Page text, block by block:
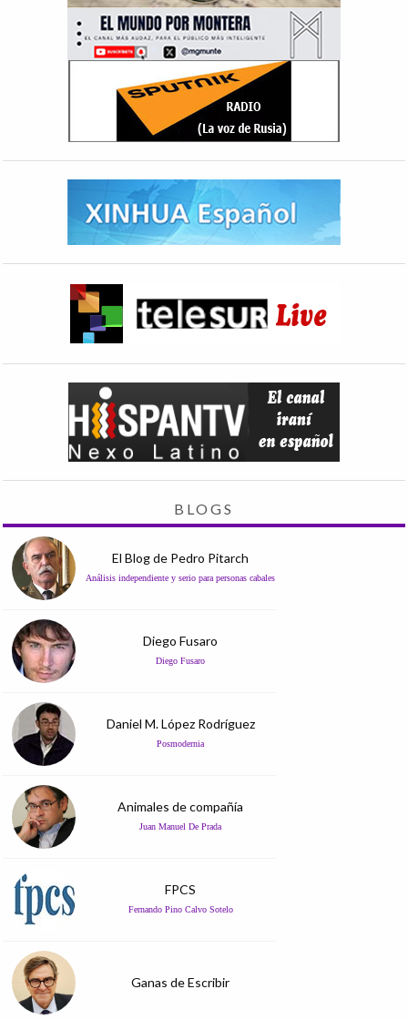
BLOGS
El Blog de Pedro Pitarch
Análisis independiente y serio para personas cabales
Diego Fusaro
Diego Fusaro
Daniel M. López Rodríguez
Posmodernia
Animales de compañía
Juan Manuel De Prada
FPCS
Fernando Pino Calvo Sotelo
Ganas de Escribir